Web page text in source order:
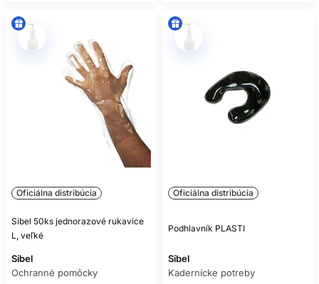
Oficiálna distribúcia
Sibel 50ks jednorazové rukavice
L, veľké
Sibel
Ochranné pomôcky
Oficiálna distribúcia
Podhlavník PLASTI
Sibel
Kadernícke potreby